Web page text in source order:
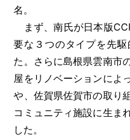
名。
まず、南氏が日本版
要な３つのタイプを先
た。さらに島根県雲南市
屋をリノベーションによ
や、佐賀県佐賀市の取り
コミュニティ施設に生ま
した。